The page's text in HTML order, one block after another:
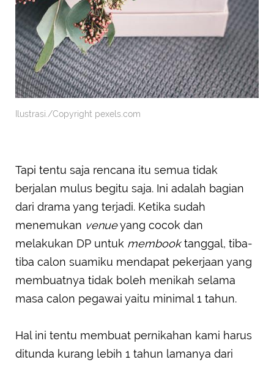
Ilustrasi./Copyright pexels.com
Tapi tentu saja rencana itu semua tidak
berjalan mulus begitu saja. Ini adalah bagian
dari drama yang terjadi. Ketika sudah
menemukan venueyang cocok dan
melakukan DP untuk membooktanggal, tiba-
tiba calon suamiku mendapat pekerjaan yang
membuatnya tidak boleh menikah selama
masa calon pegawai yaitu minimal 1 tahun.
Hal ini tentu membuat pernikahan kami harus
ditunda kurang lebih 1 tahun lamanya dari